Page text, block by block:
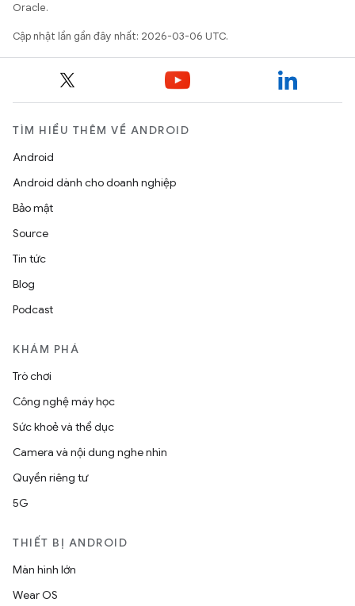
Oracle.
Cập nhật lần gần đây nhất: 2026-03-06 UTC.
TÌM HIỂU THÊM VỀ ANDROID
Android
Android dành cho doanh nghiệp
Bảo mật
Source
Tin tức
Blog
Podcast
KHÁM PHÁ
Trò chơi
Công nghệ máy học
Sức khoẻ và thể dục
Camera và nội dung nghe nhìn
Quyền riêng tư
5G
THIẾT BỊ ANDROID
Màn hình lớn
Wear OS